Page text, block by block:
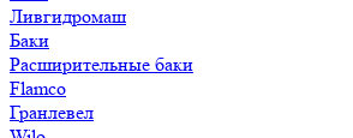
Ливгидромаш
Баки
Расширительные баки
Flamco
Гранлевел